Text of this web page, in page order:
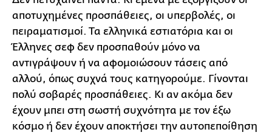
αποτυχημένες προσπάθειες, οι υπερβολές, οι
πειραματισμοί. Τα ελληνικά εστιατόρια και οι
Έλληνες σεφ δεν προσπαθούν μόνο να
αντιγράψουν ή να αφομοιώσουν τάσεις από
αλλού, όπως συχνά τους κατηγορούμε. Γίνονται
πολύ σοβαρές προσπάθειες. Κι αν ακόμα δεν
έχουν μπει στη σωστή συχνότητα με τον έξω
κόσμο ή δεν έχουν αποκτήσει την αυτοπεποίθηση